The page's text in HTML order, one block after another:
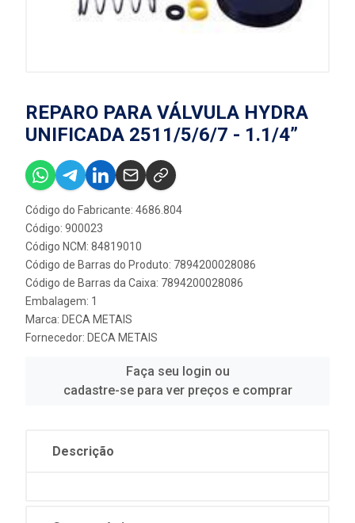
REPARO PARA VÁLVULA HYDRA
UNIFICADA 2511/5/6/7 - 1.1/4”
Código do Fabricante: 4686.804
Código: 900023
Código NCM: 84819010
Código de Barras do Produto: 7894200028086
Código de Barras da Caixa: 7894200028086
Embalagem: 1
Marca: DECA METAIS
Fornecedor: DECA METAIS
Faça seu login ou
cadastre-se para ver preços e comprar
Descrição